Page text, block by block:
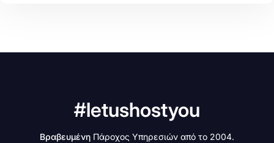
#letushostyou
Βραβευμένη Πάροχος Υπηρεσιών από το 2004.